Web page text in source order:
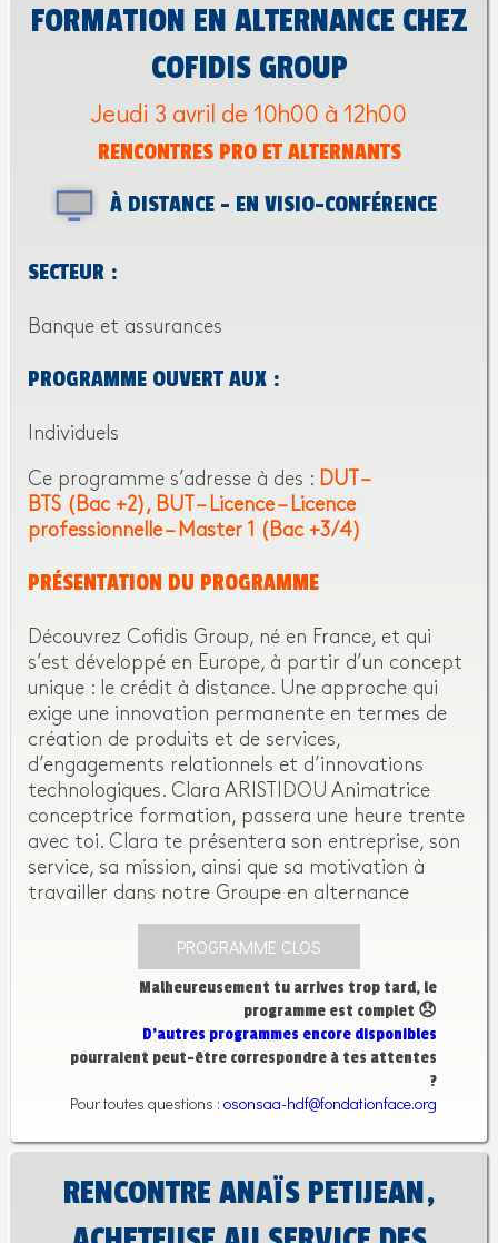
FORMATION EN ALTERNANCE CHEZ
COFIDIS GROUP
Jeudi 3 avril de 10h00 à 12h00
RENCONTRES PRO ET ALTERNANTS
À DISTANCE - EN VISIO-CONFÉRENCE
SECTEUR :
Banque et assurances
PROGRAMME OUVERT AUX :
Individuels
Ce programme s’adresse à des : DUT –
BTS (Bac +2)
BUT – Licence – Licence
professionnelle – Master 1 (Bac +3/4)
PRÉSENTATION DU PROGRAMME
Découvrez Cofidis Group, né en France, et qui
s’est développé en Europe, à partir d’un concept
unique : le crédit à distance. Une approche qui
exige une innovation permanente en termes de
création de produits et de services,
d’engagements relationnels et d’innovations
technologiques. Clara ARISTIDOU Animatrice
conceptrice formation, passera une heure trente
avec toi. Clara te présentera son entreprise, son
service, sa mission, ainsi que sa motivation à
travailler dans notre Groupe en alternance
PROGRAMME CLOS
Malheureusement tu arrives trop tard, le
programme est complet 😞
D’autres programmes encore disponibles
pourraient peut-être correspondre à tes attentes
?
Pour toutes questions : osonsaa-hdf@fondationface.org
RENCONTRE ANAÏS PETIJEAN,